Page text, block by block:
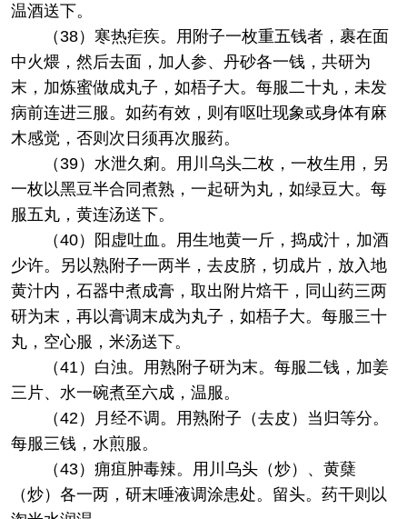
温酒送下。
（38）寒热疟疾。用附子一枚重五钱者，裹在面
中火煨，然后去面，加人参、丹砂各一钱，共研为
末，加炼蜜做成丸子，如梧子大。每服二十丸，未发
病前连进三服。如药有效，则有呕吐现象或身体有麻
木感觉，否则次日须再次服药。
（39）水泄久痢。用川乌头二枚，一枚生用，另
一枚以黑豆半合同煮熟，一起研为丸，如绿豆大。每
服五丸，黄连汤送下。
（40）阳虚吐血。用生地黄一斤，捣成汁，加酒
少许。另以熟附子一两半，去皮脐，切成片，放入地
黄汁内，石器中煮成膏，取出附片焙干，同山药三两
研为末，再以膏调末成为丸子，如梧子大。每服三十
丸，空心服，米汤送下。
（41）白浊。用熟附子研为末。每服二钱，加姜
三片、水一碗煮至六成，温服。
（42）月经不调。用熟附子（去皮）当归等分。
每服三钱，水煎服。
（43）痈疽肿毒辣。用川乌头（炒）、黄蘖
（炒）各一两，研末唾液调涂患处。留头。药干则以